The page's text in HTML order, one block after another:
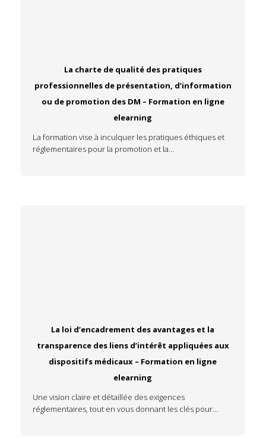
La charte de qualité des pratiques
professionnelles de présentation, d’information
ou de promotion des DM – Formation en ligne
elearning
La formation vise à inculquer les pratiques éthiques et
réglementaires pour la promotion et la…
La loi d’encadrement des avantages et la
transparence des liens d’intérêt appliquées aux
dispositifs médicaux – Formation en ligne
elearning
Une vision claire et détaillée des exigences
réglementaires, tout en vous donnant les clés pour…